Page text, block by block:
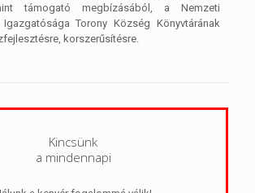
támogató megbízásából, a Nemzeti
Torony Község Könyvtárának
korszerűsítésre.
Kincsünk
a mindennapi